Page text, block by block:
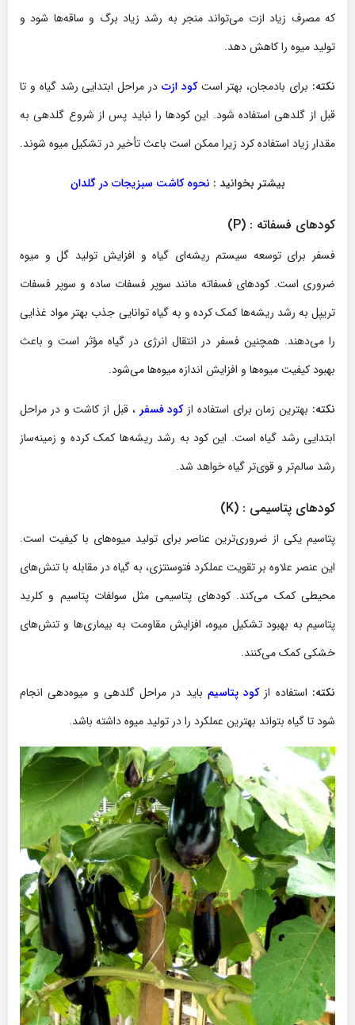
که مصرف زیاد ازت می‌تواند منجر به رشد زیاد برگ و ساقه‌ها شود و
تولید میوه را کاهش دهد.
نکته: برای بادمجان، بهتر استکود ازت در مراحل ابتدایی رشد گیاه و تا
قبل از گلدهی استفاده شود. این کودها را نباید پس از شروع گلدهی به
مقدار زیاد استفاده کرد زیرا ممکن است باعث تأخیر در تشکیل میوه شوند.
بیشتر بخوانید : نحوه کاشت سبزیجات در گلدان
کودهای فسفاته : (P)
فسفر برای توسعه سیستم ریشه‌ای گیاه و افزایش تولید گل و میوه
ضروری است. کودهای فسفاته مانند سوپر فسفات ساده و سوپر فسفات
تریپل به رشد ریشه‌ها کمک کرده و به گیاه توانایی جذب بهتر مواد غذایی
را می‌دهند. همچنین فسفر در انتقال انرژی در گیاه مؤثر است و باعث
بهبود کیفیت میوه‌ها و افزایش اندازه میوه‌ها می‌شود.
نکته: بهترین زمان برای استفاده ازکود فسفر ، قبل از کاشت و در مراحل
ابتدایی رشد گیاه است. این کود به رشد ریشه‌ها کمک کرده و زمینه‌ساز
رشد سالم‌تر و قوی‌تر گیاه خواهد شد.
کودهای پتاسیمی : (K)
پتاسیم یکی از ضروری‌ترین عناصر برای تولید میوه‌های با کیفیت است.
این عنصر علاوه بر تقویت عملکرد فتوسنتزی، به گیاه در مقابله با تنش‌های
محیطی کمک می‌کند. کودهای پتاسیمی مثل سولفات پتاسیم و کلرید
پتاسیم به بهبود تشکیل میوه، افزایش مقاومت به بیماری‌ها و تنش‌های
خشکی کمک می‌کنند.
نکته: استفاده ازکود پتاسیم باید در مراحل گلدهی و میوه‌دهی انجام
شود تا گیاه بتواند بهترین عملکرد را در تولید میوه داشته باشد.